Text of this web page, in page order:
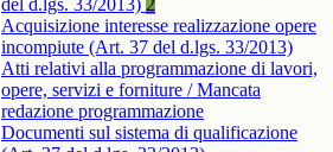
del d.lgs. 33/2013) 2
Acquisizione interesse realizzazione opere
incompiute (Art. 37 del d.lgs. 33/2013)
Atti relativi alla programmazione di lavori,
opere, servizi e forniture / Mancata
redazione programmazione
Documenti sul sistema di qualificazione